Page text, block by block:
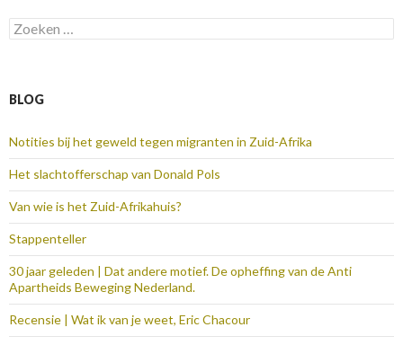
Zoeken
naar:
BLOG
Notities bij het geweld tegen migranten in Zuid-Afrika
Het slachtofferschap van Donald Pols
Van wie is het Zuid-Afrikahuis?
Stappenteller
30 jaar geleden | Dat andere motief. De opheffing van de Anti
Apartheids Beweging Nederland.
Recensie | Wat ik van je weet, Eric Chacour